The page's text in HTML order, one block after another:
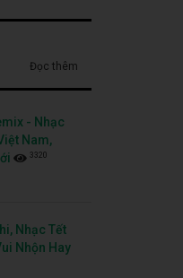
Đọc thêm
- Nhạc
Nam,
3320
Nhạc Tết
Nhộn Hay